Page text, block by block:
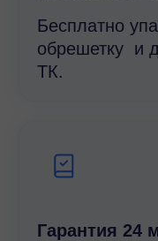
Бесплатно
обрешетку и
ТК.
Гарантия 24